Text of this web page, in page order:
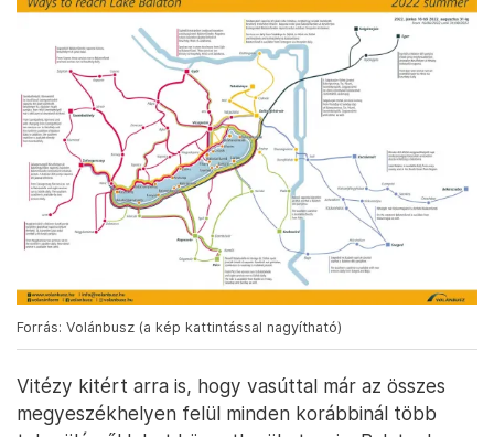
Forrás: Volánbusz (a kép kattintással nagyítható)
Vitézy kitért arra is, hogy vasúttal már az összes
megyeszékhelyen felül minden korábbinál több